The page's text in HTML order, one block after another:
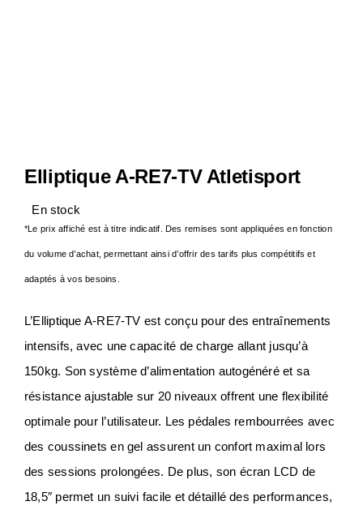
Elliptique A-RE7-TV Atletisport
En stock
*Le prix affiché est à titre indicatif. Des remises sont appliquées en fonction
du volume d’achat, permettant ainsi d’offrir des tarifs plus compétitifs et
adaptés à vos besoins.
L’Elliptique A-RE7-TV est conçu pour des entraînements
intensifs, avec une capacité de charge allant jusqu’à
150kg. Son système d’alimentation autogénéré et sa
résistance ajustable sur 20 niveaux offrent une flexibilité
optimale pour l’utilisateur. Les pédales rembourrées avec
des coussinets en gel assurent un confort maximal lors
des sessions prolongées. De plus, son écran LCD de
18,5″ permet un suivi facile et détaillé des performances,